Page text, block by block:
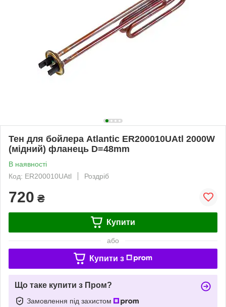
Тен для бойлера Atlantic ER200010UAtl 2000W
(мідний) фланець D=48mm
В наявності
Код: ER200010UAtl
Роздріб
720 ₴
Купити
або
Купити з
Що таке купити з Пром?
Замовлення під захистом